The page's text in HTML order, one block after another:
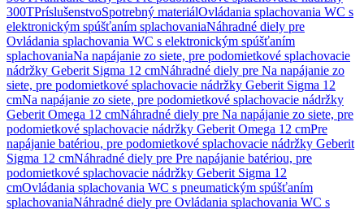
300TPríslušenstvoSpotrebný materiálOvládania splachovania WC s
elektronickým spúšťaním splachovaniaNáhradné diely pre
Ovládania splachovania WC s elektronickým spúšťaním
splachovaniaNa napájanie zo siete, pre podomietkové splachovacie
nádržky Geberit Sigma 12 cmNáhradné diely pre Na napájanie zo
siete, pre podomietkové splachovacie nádržky Geberit Sigma 12
cmNa napájanie zo siete, pre podomietkové splachovacie nádržky
Geberit Omega 12 cmNáhradné diely pre Na napájanie zo siete, pre
podomietkové splachovacie nádržky Geberit Omega 12 cmPre
napájanie batériou, pre podomietkové splachovacie nádržky Geberit
Sigma 12 cmNáhradné diely pre Pre napájanie batériou, pre
podomietkové splachovacie nádržky Geberit Sigma 12
cmOvládania splachovania WC s pneumatickým spúšťaním
splachovaniaNáhradné diely pre Ovládania splachovania WC s